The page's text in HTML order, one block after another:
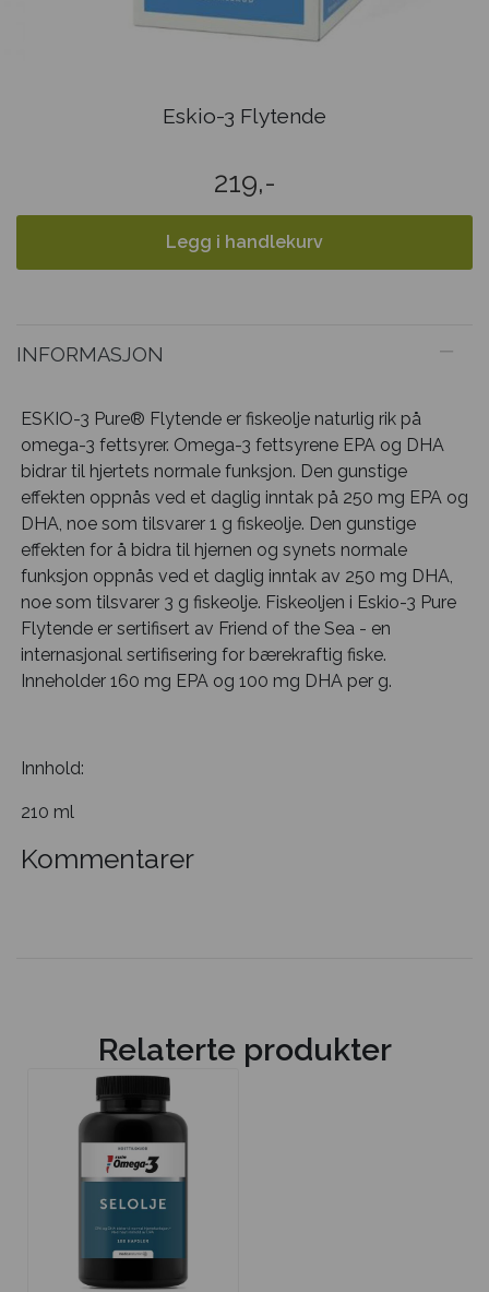
Eskio-3 Flytende
219,-
Legg i handlekurv
INFORMASJON
ESKIO-3 Pure® Flytende er fiskeolje naturlig rik på
omega-3 fettsyrer. Omega-3 fettsyrene EPA og DHA
bidrar til hjertets normale funksjon. Den gunstige
effekten oppnås ved et daglig inntak på 250 mg EPA og
DHA, noe som tilsvarer 1 g fiskeolje. Den gunstige
effekten for å bidra til hjernen og synets normale
funksjon oppnås ved et daglig inntak av 250 mg DHA,
noe som tilsvarer 3 g fiskeolje. Fiskeoljen i Eskio-3 Pure
Flytende er sertifisert av Friend of the Sea - en
internasjonal sertifisering for bærekraftig fiske.
Inneholder 160 mg EPA og 100 mg DHA per g.
Innhold:
210 ml
Kommentarer
Relaterte produkter